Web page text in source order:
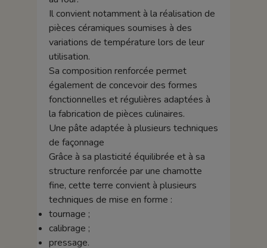
Il convient notamment à la réalisation de
pièces céramiques soumises à des
variations de température lors de leur
utilisation.
Sa composition renforcée permet
également de concevoir des formes
fonctionnelles et régulières adaptées à
la fabrication de pièces culinaires.
Une pâte adaptée à plusieurs techniques
de façonnage
Grâce à sa plasticité équilibrée et à sa
structure renforcée par une chamotte
fine, cette terre convient à plusieurs
techniques de mise en forme :
tournage ;
calibrage ;
pressage.